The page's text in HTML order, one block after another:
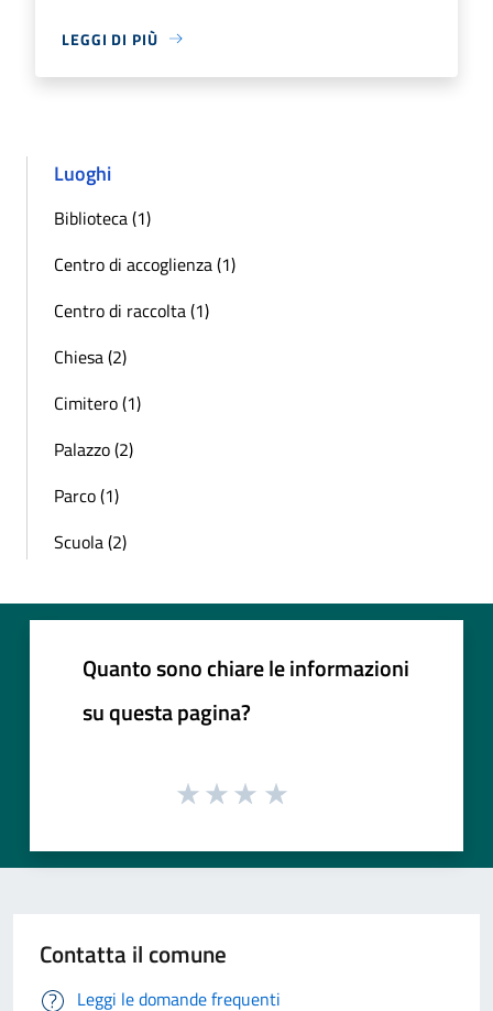
LEGGI DI PIÙ
Luoghi
Biblioteca (1)
Centro di accoglienza (1)
Centro di raccolta (1)
Chiesa (2)
Cimitero (1)
Palazzo (2)
Parco (1)
Scuola (2)
Quanto sono chiare le informazioni
su questa pagina?
Contatta il comune
Leggi le domande frequenti